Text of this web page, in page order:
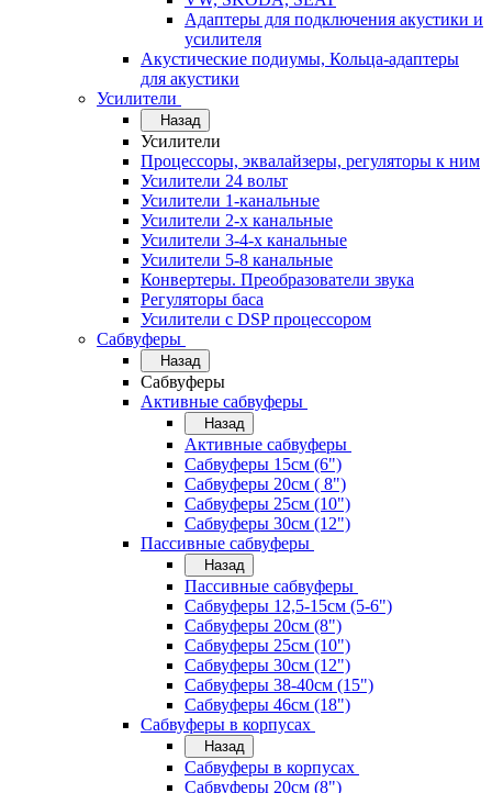
Адаптеры для подключения акустики и
усилителя
Акустические подиумы, Кольца-адаптеры
для акустики
Усилители
Назад
Усилители
Процессоры, эквалайзеры, регуляторы к ним
Усилители 24 вольт
Усилители 1-канальные
Усилители 2-х канальные
Усилители 3-4-х канальные
Усилители 5-8 канальные
Конвертеры. Преобразователи звука
Регуляторы баса
Усилители с DSP процессором
Сабвуферы
Назад
Сабвуферы
Активные сабвуферы
Назад
Активные сабвуферы
Сабвуферы 15см (6")
Сабвуферы 20см ( 8")
Сабвуферы 25см (10")
Сабвуферы 30см (12")
Пассивные сабвуферы
Назад
Пассивные сабвуферы
Сабвуферы 12,5-15см (5-6")
Сабвуферы 20см (8")
Сабвуферы 25см (10")
Сабвуферы 30см (12")
Сабвуферы 38-40см (15")
Сабвуферы 46см (18")
Сабвуферы в корпусах
Назад
Сабвуферы в корпусах
Сабвуферы 20см (8")